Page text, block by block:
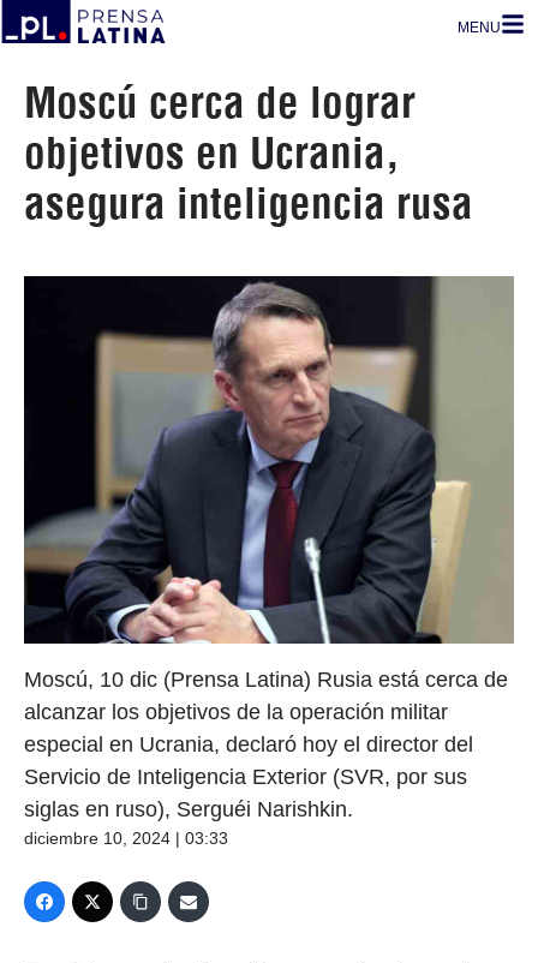
MENU
Moscú cerca de lograr
objetivos en Ucrania,
asegura inteligencia rusa
Moscú, 10 dic (Prensa Latina) Rusia está cerca de
alcanzar los objetivos de la operación militar
especial en Ucrania, declaró hoy el director del
Servicio de Inteligencia Exterior (SVR, por sus
siglas en ruso), Serguéi Narishkin.
diciembre 10, 2024 | 03:33